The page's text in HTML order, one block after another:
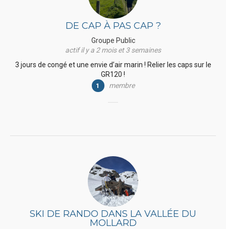
DE CAP À PAS CAP ?
Groupe Public
actif il y a 2 mois et 3 semaines
3 jours de congé et une envie d’air marin ! Relier les caps sur le
GR120 !
1 membre
SKI DE RANDO DANS LA VALLÉE DU
MOLLARD